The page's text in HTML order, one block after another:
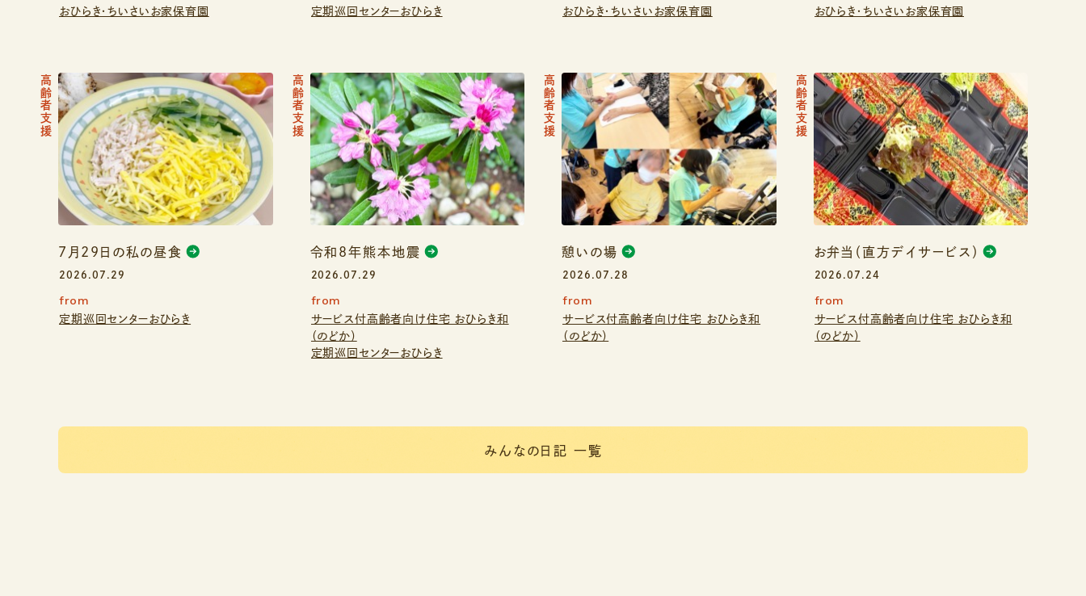
おひらき・ちいさいお家保育園 定期巡回センターおひらき おひらき・ちいさいお家保育園 おひらき・ちいさいお家保育園
7月29日の私の昼食
2026.07.29
from
定期巡回センターおひらき
高齢者支援
令和8年熊本地震
2026.07.29
from
サービス付高齢者向け住宅 おひらき和
（のどか）
定期巡回センターおひらき
高齢者支援
憩いの場
2026.07.28
from
サービス付高齢者向け住宅 おひらき和
（のどか）
高齢者支援
お弁当（直方デイサービス）
2026.07.24
from
サービス付高齢者向け住宅 おひらき和
（のどか）
高齢者支援
みんなの日記 一覧